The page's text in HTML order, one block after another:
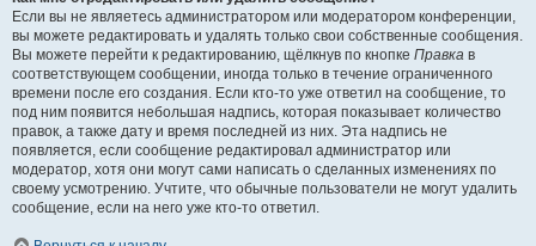
Если вы не являетесь администратором или модератором конференции,
вы можете редактировать и удалять только свои собственные сообщения.
Вы можете перейти к редактированию, щёлкнув по кнопке Правка в
соответствующем сообщении, иногда только в течение ограниченного
времени после его создания. Если кто-то уже ответил на сообщение, то
под ним появится небольшая надпись, которая показывает количество
правок, а также дату и время последней из них. Эта надпись не
появляется, если сообщение редактировал администратор или
модератор, хотя они могут сами написать о сделанных изменениях по
своему усмотрению. Учтите, что обычные пользователи не могут удалить
сообщение, если на него уже кто-то ответил.